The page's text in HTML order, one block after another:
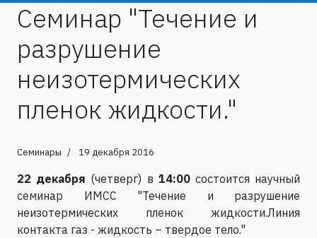
Семинар "Течение и
разрушение
неизотермических
пленок жидкости."
Семинары 19 декабря 2016
22 декабря (четверг) в 14:00состоится научный
семинар ИМСС "Течение и разрушение
неизотермических пленок жидкости.Линия
контакта газ - жидкость – твердое тело."